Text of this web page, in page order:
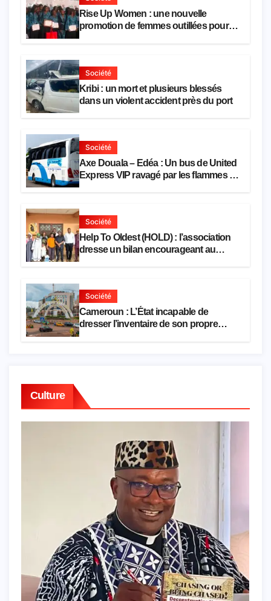
Rise Up Women : une nouvelle
promotion de femmes outillées pour
Société
Kribi : un mort et plusieurs blessés
dans un violent accident près du port
Société
Axe Douala – Edéa : Un bus de United
Express VIP ravagé par les flammes à
Société
Help To Oldest (HOLD) : l’association
dresse un bilan encourageant au
Société
Cameroun : L’État incapable de
dresser l’inventaire de son propre
Culture